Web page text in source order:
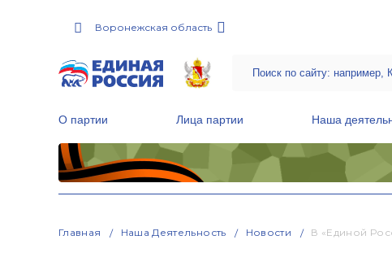
Воронежская область
О партии Лица партии Наша
Главная Наша Деятельность Новости В «Единой